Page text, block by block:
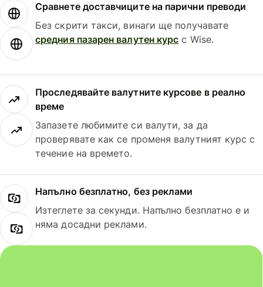
Сравнете доставчиците на парични преводи
Без скрити такси, винаги ще получавате
средния пазарен валутен курс с Wise.
Проследявайте валутните курсове в реално
време
Запазете любимите си валути, за да
проверявате как се променя валутният курс с
течение на времето.
Напълно безплатно, без реклами
Изтеглете за секунди. Напълно безплатно е и
няма досадни реклами.